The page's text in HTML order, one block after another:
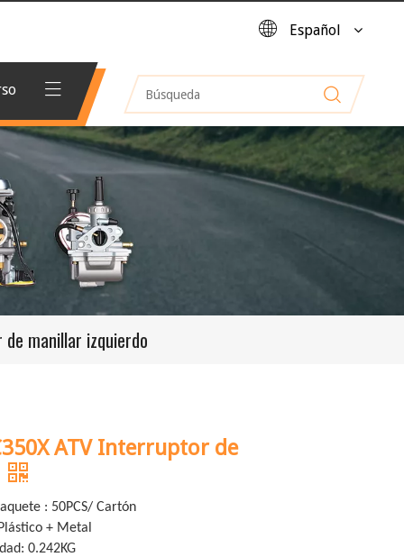
Español
de manillar izquierdo
ATV Interruptor de
: 50PCS/ Cartón
+ Metal
0.242KG